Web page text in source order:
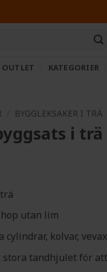
OUTLET KATEGORIER
BYGGLEKSAKER I TRÄ
i
utan lim
cylindrar, kolvar,
stora tandhjulet för